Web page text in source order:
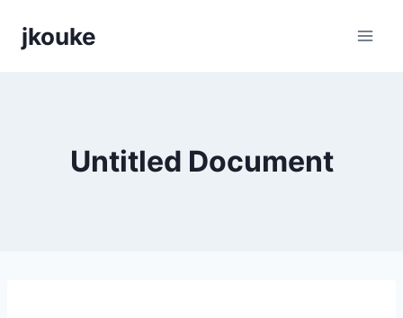
sisältöön
jkouke
Untitled Document